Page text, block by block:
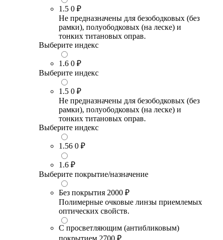
1.5 0 ₽
Не предназначены для безободковых (без
рамки), полуободковых (на леске) и
тонких титановых оправ.
Выберите индекс
1.6 0 ₽
Выберите индекс
1.5 0 ₽
Не предназначены для безободковых (без
рамки), полуободковых (на леске) и
тонких титановых оправ.
Выберите индекс
1.56 0 ₽
1.6 ₽
Выберите покрытие/назначение
Без покрытия 2000 ₽
Полимерные очковые линзы приемлемых
оптических свойств.
С просветляющим (антибликовым)
покрытием 2700 ₽